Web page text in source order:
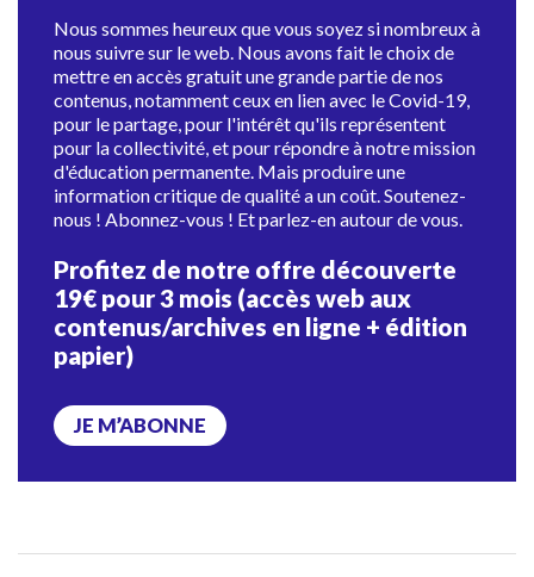
Nous sommes heureux que vous soyez si nombreux à
nous suivre sur le web. Nous avons fait le choix de
mettre en accès gratuit une grande partie de nos
contenus, notamment ceux en lien avec le Covid-19,
pour le partage, pour l'intérêt qu'ils représentent
pour la collectivité, et pour répondre à notre mission
d'éducation permanente. Mais produire une
information critique de qualité a un coût. Soutenez-
nous ! Abonnez-vous ! Et parlez-en autour de vous.
Profitez de notre offre découverte
19€ pour 3 mois (accès web aux
contenus/archives en ligne + édition
papier)
JE M’ABONNE